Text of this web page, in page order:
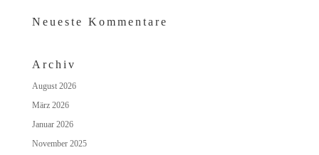
Neueste Kommentare
Archiv
August 2026
März 2026
Januar 2026
November 2025